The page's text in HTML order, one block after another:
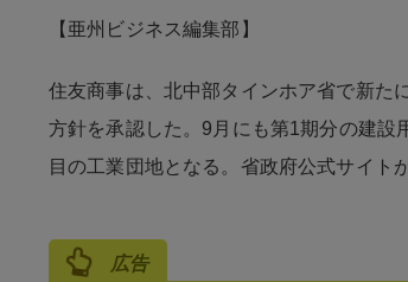
【亜州ビジネス編集部】
住友商事は、北中部タインホア省で新た
方針を承認した。9月にも第1期分の建設
目の工業団地となる。省政府公式サイト
広告